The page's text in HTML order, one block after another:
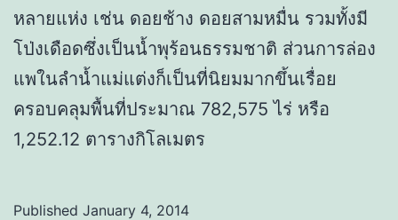
หลายแห่ง เช่น ดอยช้าง ดอยสามหมื่น รวมทั้งมี
โป่งเดือดซึ่งเป็นน้ำพุร้อนธรรมชาติ ส่วนการล่อง
แพในลำน้ำแม่แต่งก็เป็นที่นิยมมากขึ้นเรื่อย
ครอบคลุมพื้นที่ประมาณ 782,575 ไร่ หรือ
1,252.12 ตารางกิโลเมตร
Published January 4, 2014